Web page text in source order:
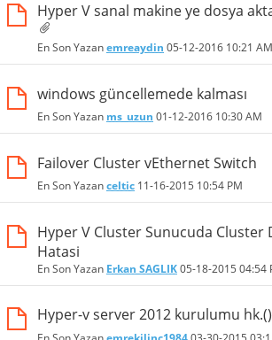
Hyper V sanal makine ye dosya
En Son Yazanemreaydin 05-12-2016 10:21 AM
windows güncellemede kalması
En Son Yazan ms_uzun 01-12-2016 10:30 AM
Failover Cluster vEthernet Switch
En Son Yazanceltic 11-16-2015 10:54 PM
Hyper V Cluster Sunucuda Cluster
Hatasi
En Son Yazan Erkan SAGLIK05-18-2015 04:54
Hyper-v server 2012 kurulumu hk.()